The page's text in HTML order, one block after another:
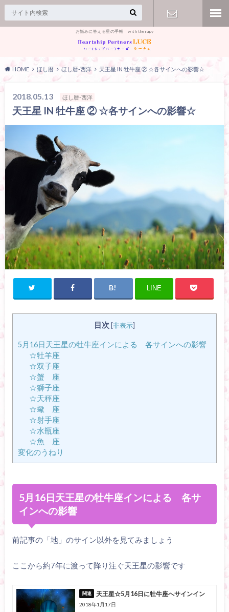
お悩みに答える星の手帳 with therapy
せ】
HOME ほし暦 ほし暦-西洋 天王星 IN 牡牛座 ② ☆各サインへの影響☆
2018.05.13 ほし暦-西洋
天王星 IN 牡牛座 ② ☆各サインへの影響☆
LINE
目次 [非表示]
5月16日天王星の牡牛座インによる 各サインへの影響
☆牡羊座
☆双子座
☆蟹 座
☆獅子座
☆天秤座
☆蠍 座
☆射手座
☆水瓶座
☆魚 座
変化のうねり
5月16日天王星の牡牛座インによる 各サ
インへの影響
前記事の「地」のサイン以外を見てみましょう
ここから約7年に渡って降り注ぐ天王星の影響です
天王星☆5月16日に牡牛座へサインイン
2018年1月17日